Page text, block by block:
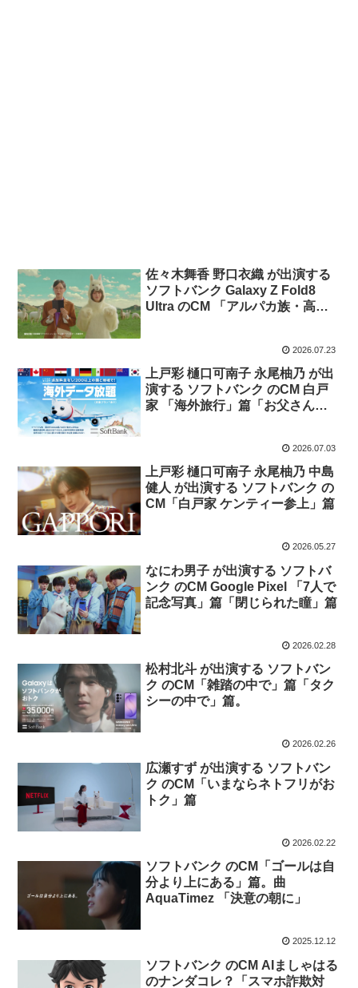
佐々木舞香 野口衣織 が出演する
ソフトバンク Galaxy Z Fold8
Ultra のCM 「アルパカ族・高原
2026.07.23
上戸彩 樋口可南子 永尾柚乃 が出
演する ソフトバンク のCM 白戸
家 「海外旅行」篇「お父さん衛
2026.07.03
上戸彩 樋口可南子 永尾柚乃 中島
健人 が出演する ソフトバンク の
CM「白戸家 ケンティー参上」篇
2026.05.27
なにわ男子 が出演する ソフトバ
ンク のCM Google Pixel 「7人で
記念写真」篇「閉じられた瞳」篇
2026.02.28
松村北斗 が出演する ソフトバン
ク のCM「雑踏の中で」篇「タク
シーの中で」篇。
2026.02.26
広瀬すず が出演する ソフトバン
ク のCM「いまならネトフリがお
トク」篇
2026.02.22
ソフトバンク のCM「ゴールは自
分より上にある」篇。曲
AquaTimez 「決意の朝に」
2025.12.12
ソフトバンク のCM AIましゃはる
のナンダコレ？「スマホ詐欺対